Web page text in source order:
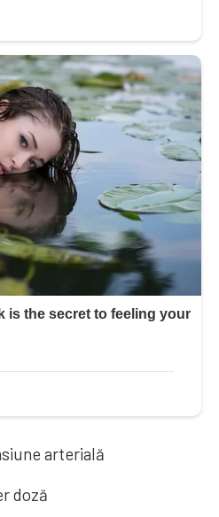
arterială
doză